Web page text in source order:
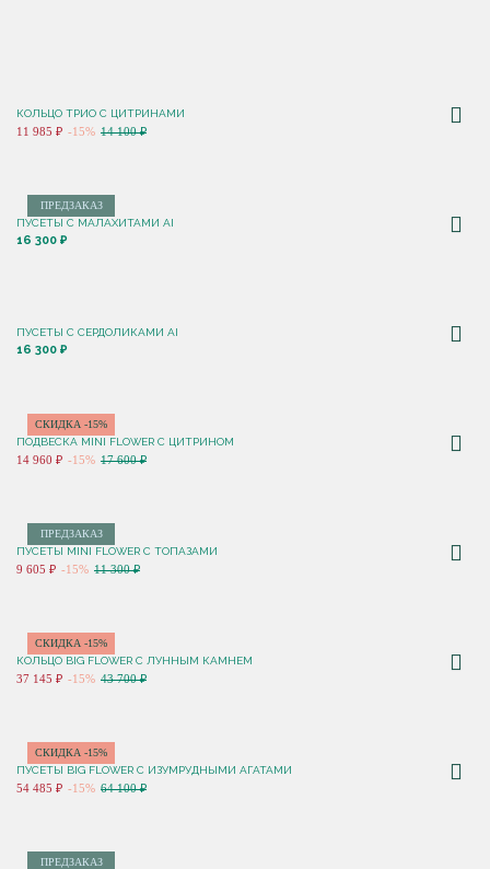
КОЛЬЦО ТРИО С ЦИТРИНАМИ
11 985 ₽ -15% 14 100 ₽
ПРЕДЗАКАЗ
ПУСЕТЫ С МАЛАХИТАМИ AI
16 300 ₽
ПУСЕТЫ С CЕРДОЛИКАМИ AI
16 300 ₽
СКИДКА -15%
ПОДВЕСКА MINI FLOWER С ЦИТРИНОМ
14 960 ₽ -15% 17 600 ₽
ПРЕДЗАКАЗ
ПУСЕТЫ MINI FLOWER С ТОПАЗАМИ
9 605 ₽ -15% 11 300 ₽
СКИДКА -15%
КОЛЬЦО BIG FLOWER С ЛУННЫМ КАМНЕМ
37 145 ₽ -15% 43 700 ₽
СКИДКА -15%
ПУСЕТЫ BIG FLOWER С ИЗУМРУДНЫМИ АГАТАМИ
54 485 ₽ -15% 64 100 ₽
ПРЕДЗАКАЗ